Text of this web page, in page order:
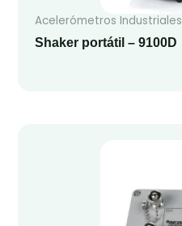
Acelerómetros Industriales
Shaker portátil – 9100D